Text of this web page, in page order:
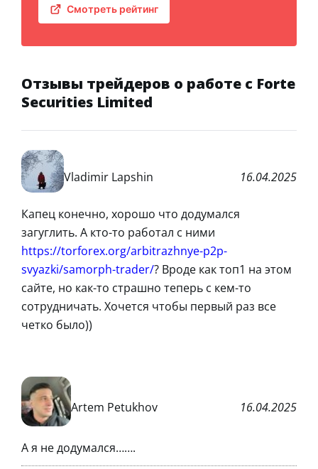
Смотреть рейтинг
Отзывы трейдеров о работе с Forte
Securities Limited
Vladimir Lapshin 16.04.2025
Капец конечно, хорошо что додумался
загуглить. А кто-то работал с ними
https://torforex.org/arbitrazhnye-p2p-
svyazki/samorph-trader/? Вроде как топ1 на этом
сайте, но как-то страшно теперь с кем-то
сотрудничать. Хочется чтобы первый раз все
четко было))
Artem Petukhov 16.04.2025
А я не додумался…….